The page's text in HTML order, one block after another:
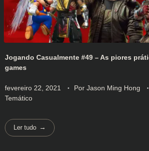
Jogando Casualmente #49 – As piores
games
fevereiro 22, 2021 Por Jason Ming Hong
Temático
Ler tudo